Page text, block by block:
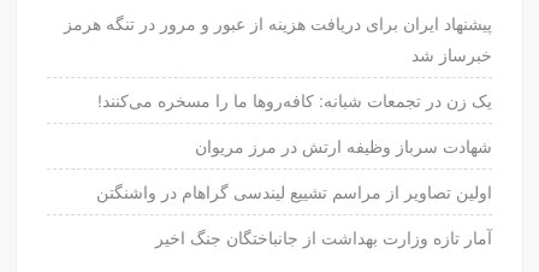
پیشنهاد ایران برای دریافت هزینه از عبور و مرور در تنگه هرمز
خبرساز شد
یک زن در تجمعات شبانه: کافه‌روها ما را مسخره می‌کنند!
شهادت سرباز وظیفه ارتش در مرز مریوان
اولین تصاویر از مراسم تشییع لیندسی گراهام در واشنگتن
آمار تازه وزارت بهداشت از جانباختگان جنگ اخیر